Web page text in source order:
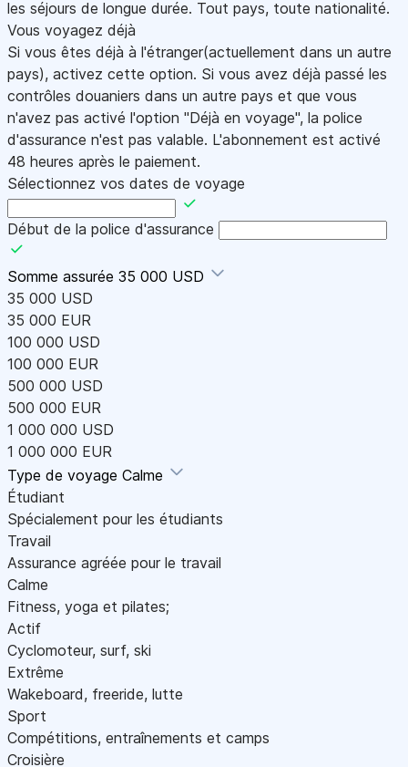
les séjours de longue durée. Tout pays, toute nationalité.
Vous voyagez déjà
Si vous êtes déjà à l'étranger(actuellement dans un autre
pays), activez cette option. Si vous avez déjà passé les
contrôles douaniers dans un autre pays et que vous
n'avez pas activé l'option "Déjà en voyage", la police
d'assurance n'est pas valable. L'abonnement est activé
48 heures après le paiement.
Sélectionnez vos dates de voyage
Début de la police d'assurance
Somme assurée 35 000 USD
35 000 USD
35 000 EUR
100 000 USD
100 000 EUR
500 000 USD
500 000 EUR
1 000 000 USD
1 000 000 EUR
Type de voyage Calme
Étudiant
Spécialement pour les étudiants
Travail
Assurance agréée pour le travail
Calme
Fitness, yoga et pilates;
Actif
Cyclomoteur, surf, ski
Extrême
Wakeboard, freeride, lutte
Sport
Compétitions, entraînements et camps
Croisière